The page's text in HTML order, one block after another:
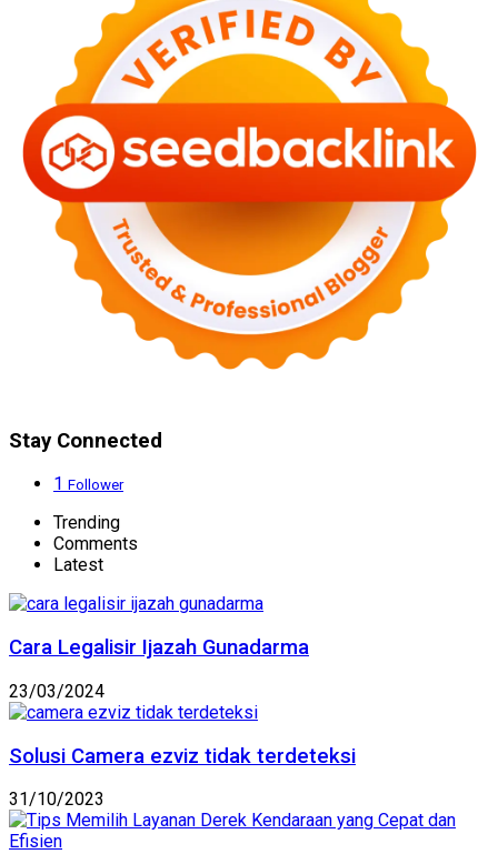
Stay Connected
1 Follower
Trending
Comments
Latest
Cara Legalisir Ijazah Gunadarma
23/03/2024
Solusi Camera ezviz tidak terdeteksi
31/10/2023